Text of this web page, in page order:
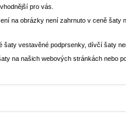
pro vás.
na obrázky není zahrnuto v ceně
šaty vestavěné podprsenky, dívčí šaty
na našich webových stránkách nebo